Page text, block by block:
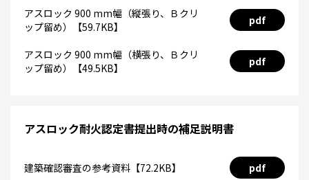
アスロック 900 mm幅（縦張り、Ｂクリ
ップ留め）【59.7KB】
pdf
アスロック 900 mm幅（横張り、Ｂクリ
ップ留め）【49.5KB】
pdf
アスロック耐火認定書提出時の補足説明書
建築確認審査の参考資料【72.2KB】 pdf